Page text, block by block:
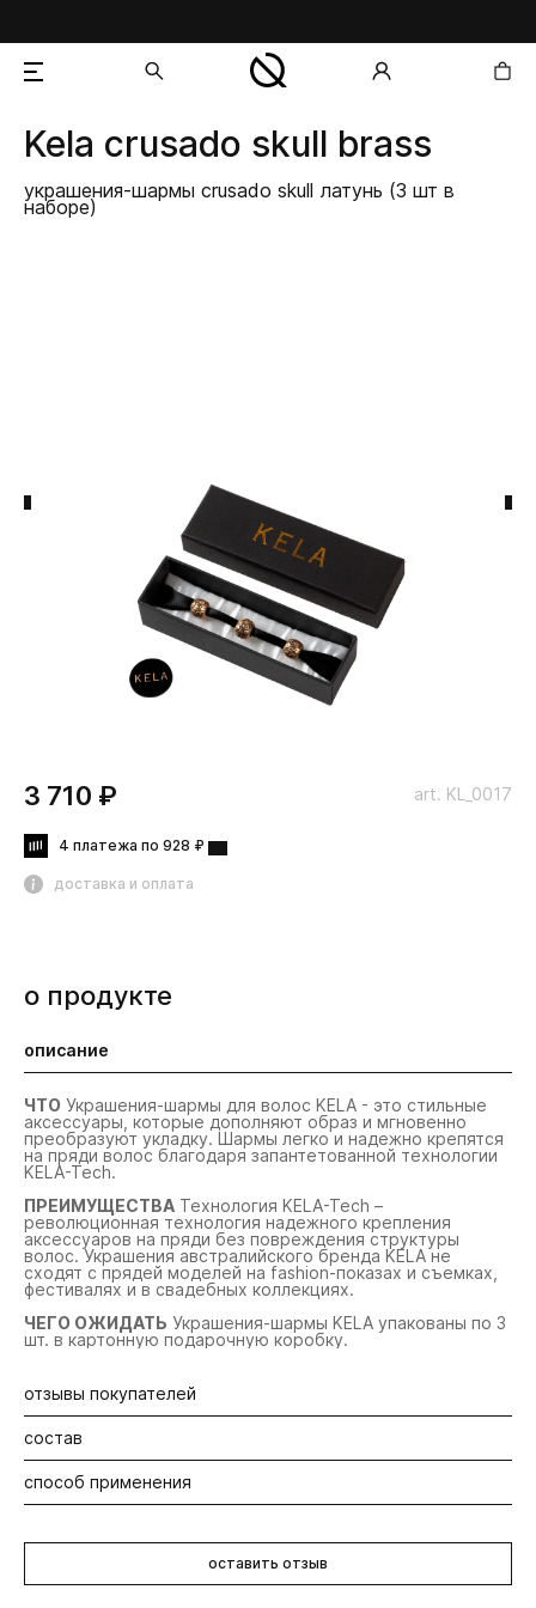
добавлен в корзину
Kela crusado skull brass
украшения-шармы crusado skull латунь (3 шт в
наборе)
art. KL_0017
3 710 ₽
4 платежа по 928 ₽
доставка и оплата
о продукте
описание
ЧТО Украшения-шармы для волос KELA - это стильные
аксессуары, которые дополняют образ и мгновенно
преобразуют укладку. Шармы легко и надежно крепятся
на пряди волос благодаря запантетованной технологии
KELA-Tech.
ПРЕИМУЩЕСТВА Технология KELA-Tech –
революционная технология надежного крепления
аксессуаров на пряди без повреждения структуры
волос. Украшения австралийского бренда KELA не
сходят с прядей моделей на fashion-показах и съемках,
фестивалях и в свадебных коллекциях.
ЧЕГО ОЖИДАТЬ Украшения-шармы KELA упакованы по 3
шт. в картонную подарочную коробку.
отзывы покупателей
Будьте первыми! Оставьте отзыв об этом продукте
состав
Латунь, цинк, сталь, cиликон.
способ применения
входящий в комплект медиатор.
2. Слегка скрутите в жгут нужную прядь волос, чтобы
оставить отзыв